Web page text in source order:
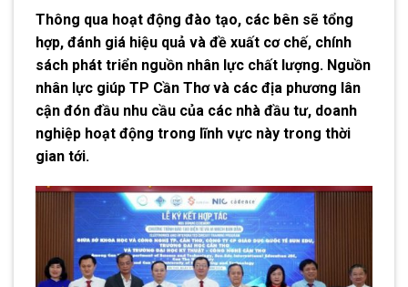
Thông qua hoạt động đào tạo, các bên sẽ tổng
hợp, đánh giá hiệu quả và đề xuất cơ chế, chính
sách phát triển nguồn nhân lực chất lượng. Nguồn
nhân lực giúp TP Cần Thơ và các địa phương lân
cận đón đầu nhu cầu của các nhà đầu tư, doanh
nghiệp hoạt động trong lĩnh vực này trong thời
gian tới.